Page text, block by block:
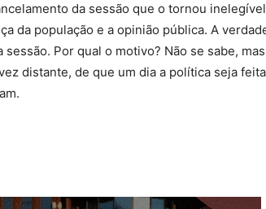
da sessão que o tornou
da população e a opinião pública. A
Por qual o motivo? Não se sabe,
distante, de que um dia a política seja